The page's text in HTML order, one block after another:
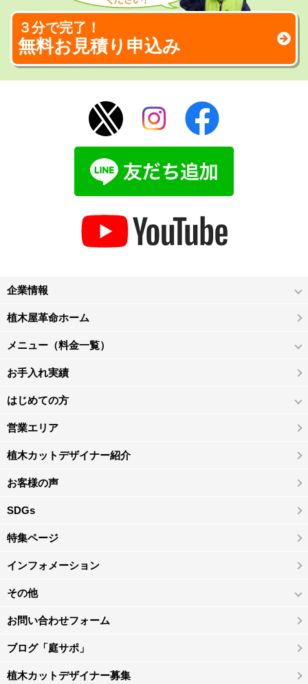
３分で完了！
無料お見積り申込み
企業情報
植木屋革命ホーム
メニュー（料金一覧）
お手入れ実績
はじめての方
営業エリア
植木カットデザイナー紹介
お客様の声
SDGs
特集ページ
インフォメーション
その他
お問い合わせフォーム
ブログ「庭サポ」
植木カットデザイナー募集